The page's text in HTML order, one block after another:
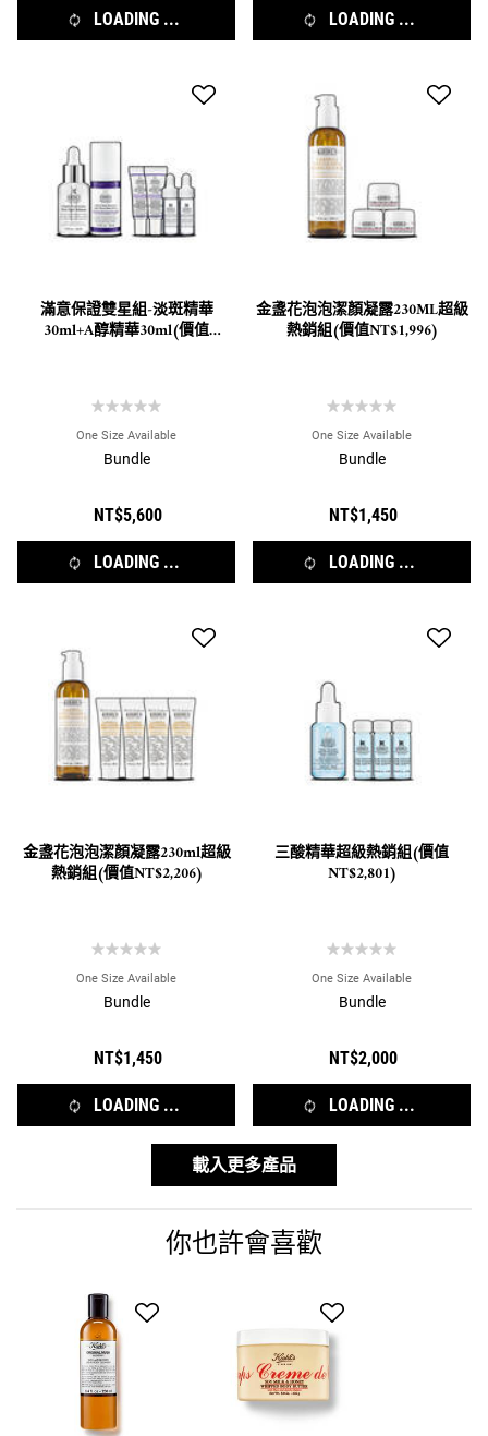
LOADING ... LOADING ...
滿意保證雙星組-淡斑精華
30ml+A醇精華30ml(價值
One Size Available
Bundle
NT$5,600
LOADING ...
金盞花泡泡潔顏凝露230ML超級
熱銷組(價值NT$1,996)
One Size Available
Bundle
NT$1,450
LOADING ...
金盞花泡泡潔顏凝露230ml超級
熱銷組(價值NT$2,206)
One Size Available
Bundle
NT$1,450
LOADING ...
三酸精華超級熱銷組(價值
NT$2,801)
One Size Available
Bundle
NT$2,000
LOADING ...
載入更多產品
你也許會喜歡